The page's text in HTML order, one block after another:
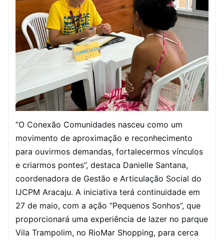
“O Conexão Comunidades nasceu como um
movimento de aproximação e reconhecimento
para ouvirmos demandas, fortalecermos vínculos
e criarmos pontes”, destaca Danielle Santana,
coordenadora de Gestão e Articulação Social do
IJCPM Aracaju. A iniciativa terá continuidade em
27 de maio, com a ação “Pequenos Sonhos”, que
proporcionará uma experiência de lazer no parque
Vila Trampolim, no RioMar Shopping, para cerca